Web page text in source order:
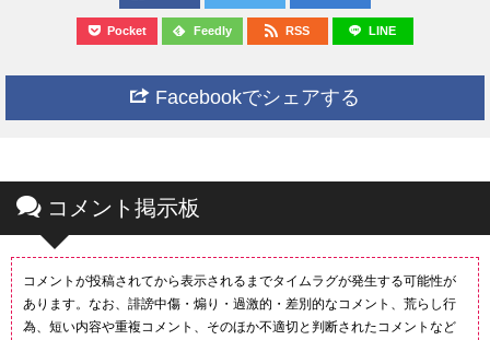
Pocket Feedly RSS LINE
Facebookでシェアする
コメント掲示板
コメントが投稿されてから表示されるまでタイムラグが発生する可能性が
あります。なお、誹謗中傷・煽り・過激的・差別的なコメント、荒らし行
為、短い内容や重複コメント、そのほか不適切と判断されたコメントなど